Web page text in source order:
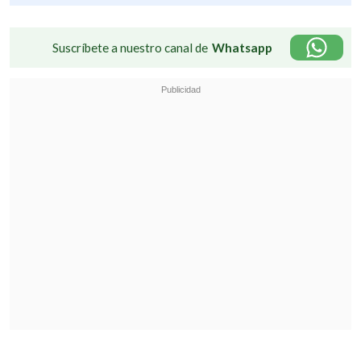
Suscríbete a nuestro canal de Whatsapp